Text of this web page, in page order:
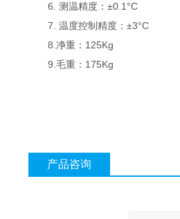
6. 测温精度：±0.1°C
7. 温度控制精度：±3°C
8.净重：125Kg
9.毛重：175Kg
产品咨询